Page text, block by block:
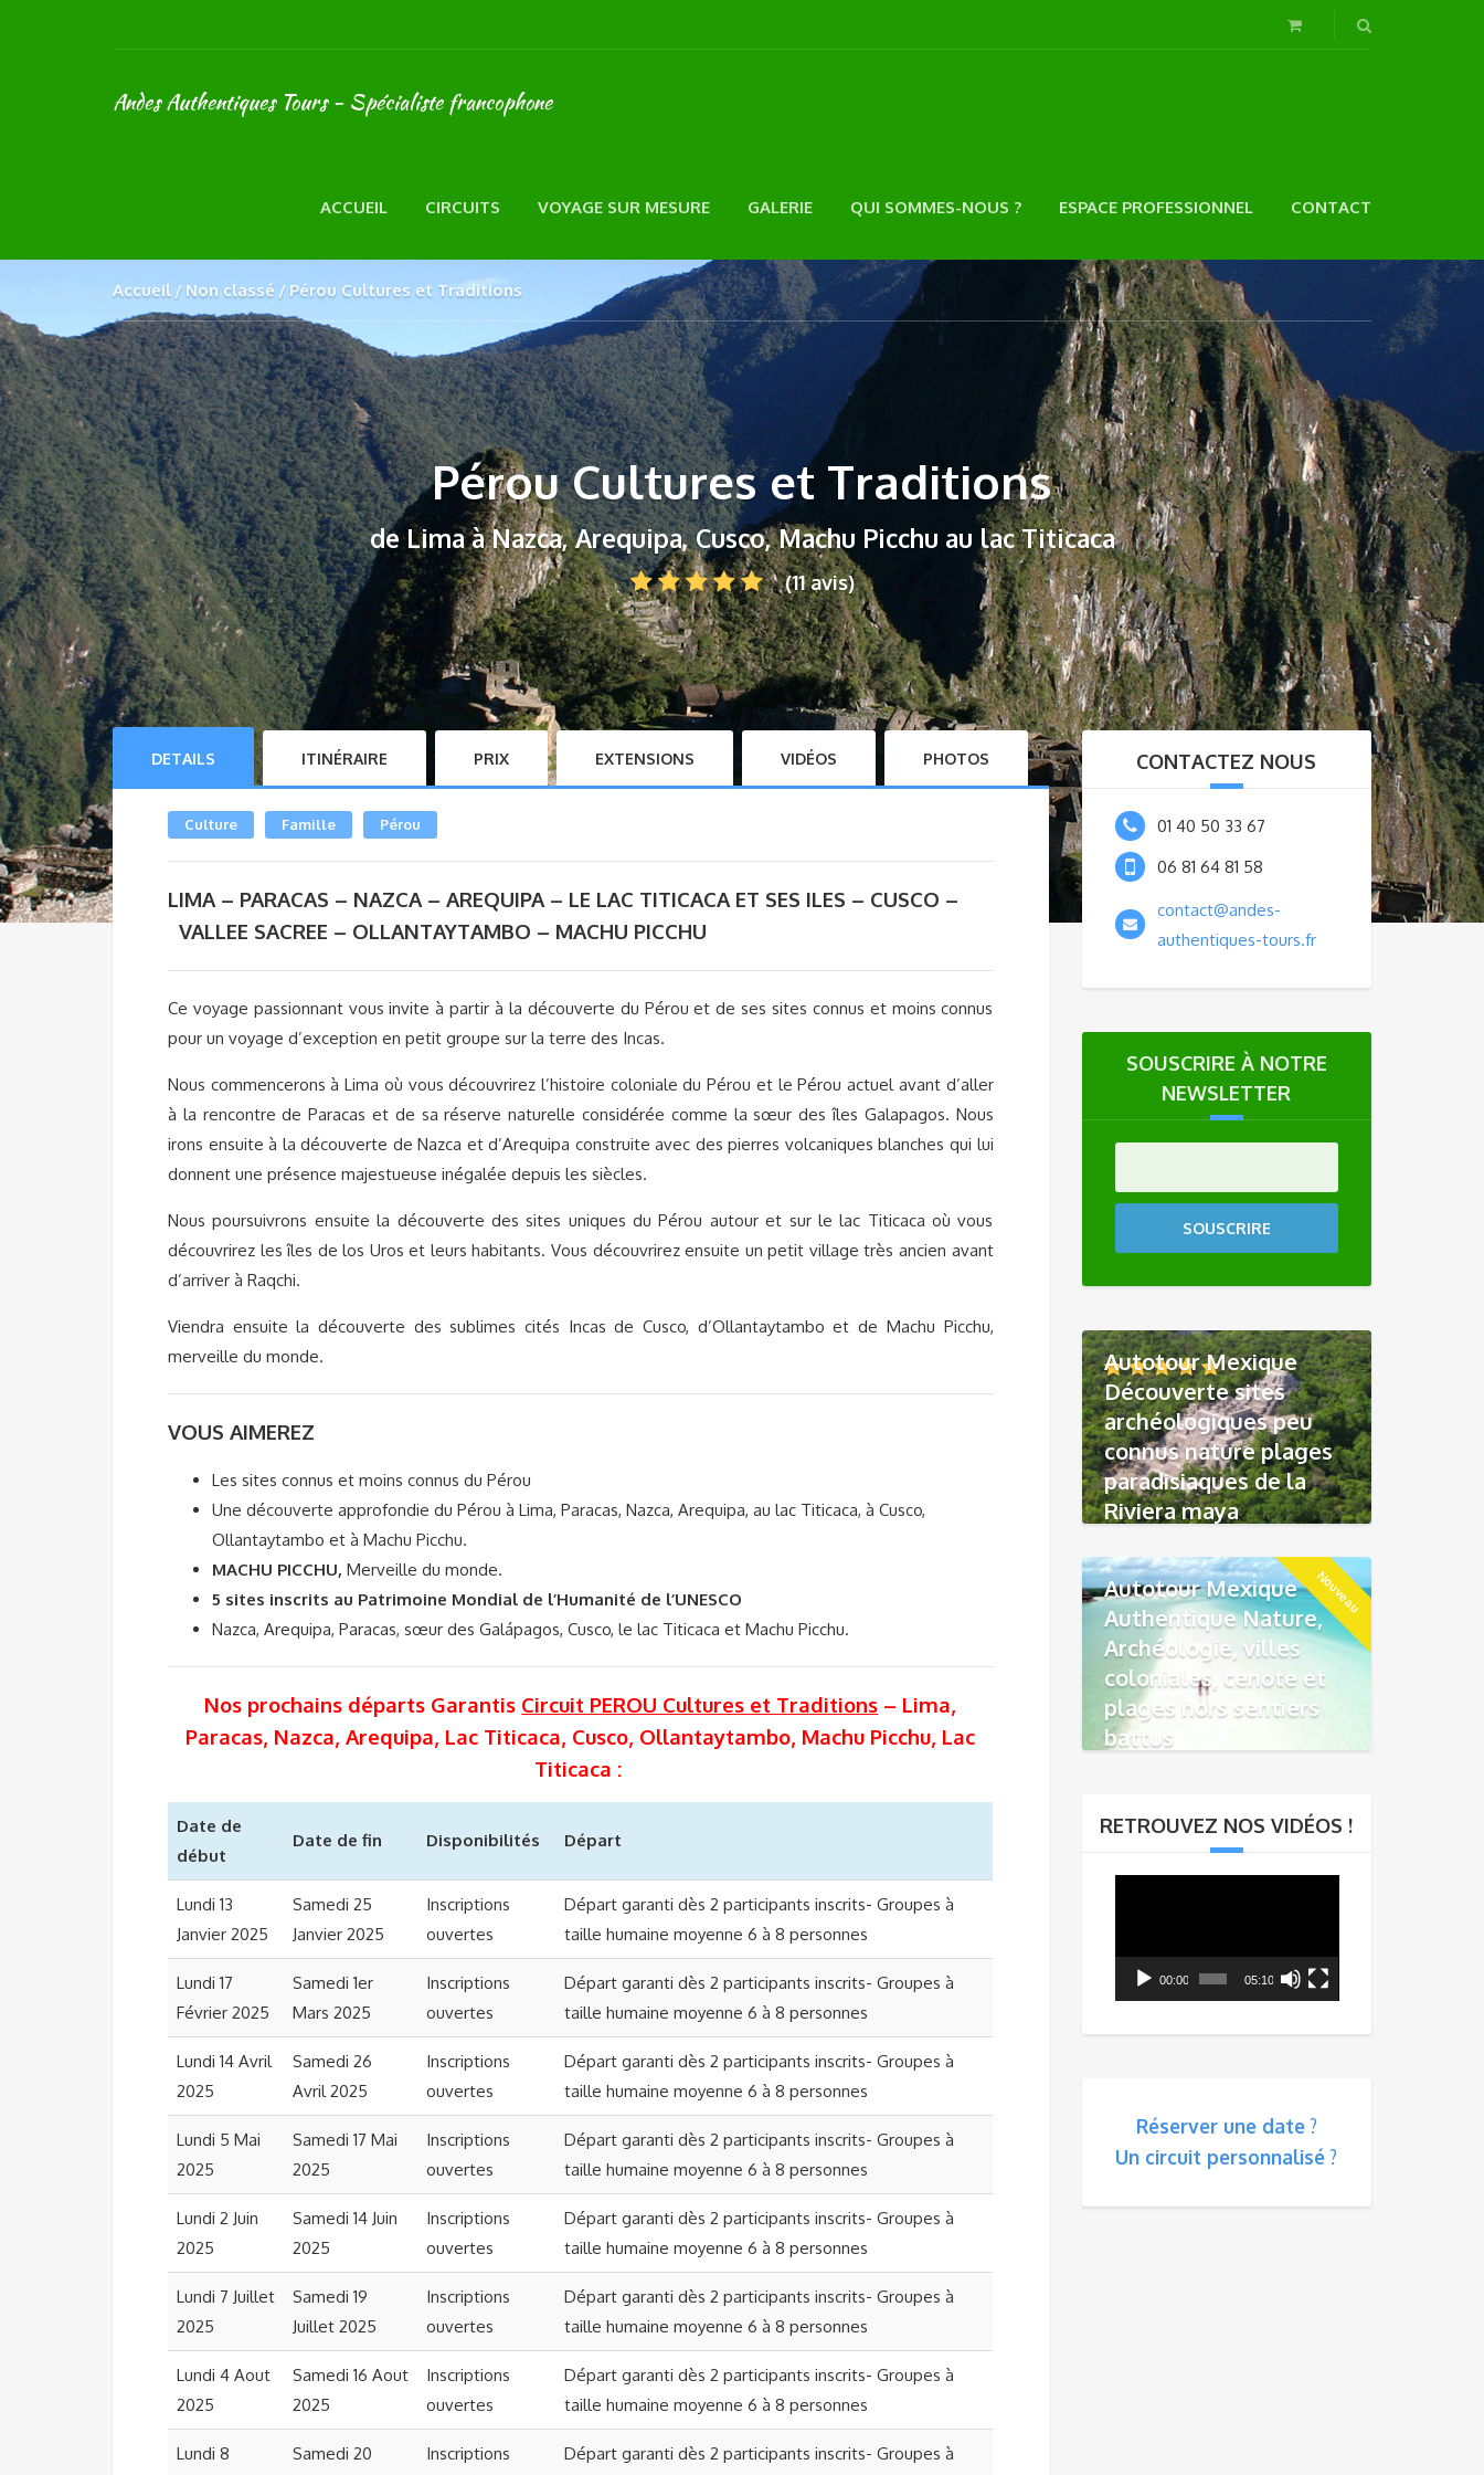
Andes Authentiques Tours - Spécialiste francophone
ACCUEIL CIRCUITS VOYAGE SUR MESURE GALERIE QUI SOMMES-NOUS ? ESPACE PROFESSIONNEL CONTACT
Accueil Non classé Pérou Cultures et Traditions
Pérou Cultures et Traditions
de Lima à Nazca, Arequipa, Cusco, Machu Picchu au lac Titicaca
(11 avis)
DETAILS ITINÉRAIRE PRIX EXTENSIONS VIDÉOS PHOTOS
Culture Famille Pérou
LIMA – PARACAS – NAZCA – AREQUIPA – LE LAC TITICACA ET SES ILES – CUSCO –
VALLEE SACREE – OLLANTAYTAMBO – MACHU PICCHU
Ce voyage passionnant vous invite à partir à la découverte du Pérou et de ses sites connus et moins connus
pour un voyage d’exception en petit groupe sur la terre des Incas.
Nous commencerons à Lima où vous découvrirez l’histoire coloniale du Pérou et le Pérou actuel avant d’aller
à la rencontre de Paracas et de sa réserve naturelle considérée comme la sœur des îles Galapagos. Nous
irons ensuite à la découverte de Nazca et d’Arequipa construite avec des pierres volcaniques blanches qui lui
donnent une présence majestueuse inégalée depuis les siècles.
Nous poursuivrons ensuite la découverte des sites uniques du Pérou autour et sur le lac Titicaca où vous
découvrirez les îles de los Uros et leurs habitants. Vous découvrirez ensuite un petit village très ancien avant
d’arriver à Raqchi.
Viendra ensuite la découverte des sublimes cités Incas de Cusco, d’Ollantaytambo et de Machu Picchu,
merveille du monde.
VOUS AIMEREZ
Les sites connus et moins connus du Pérou
Une découverte approfondie du Pérou à Lima, Paracas, Nazca, Arequipa, au lac Titicaca, à Cusco,
Ollantaytambo et à Machu Picchu.
MACHU PICCHU, Merveille du monde.
5 sites inscrits au Patrimoine Mondial de l’Humanité de l’UNESCO
Nazca, Arequipa, Paracas, sœur des Galápagos, Cusco, le lac Titicaca et Machu Picchu.
Nos prochains départs Garantis Circuit PEROU Cultures et Traditions – Lima,
Paracas, Nazca, Arequipa, Lac Titicaca, Cusco, Ollantaytambo, Machu Picchu, Lac
Titicaca :
Date de
début
Date de fin Disponibilités Départ
Lundi 13
Janvier 2025
Samedi 25
Janvier 2025
Inscriptions
ouvertes
Départ garanti dès 2 participants inscrits- Groupes à
taille humaine moyenne 6 à 8 personnes
Lundi 17
Février 2025
Samedi 1er
Mars 2025
Inscriptions
ouvertes
Départ garanti dès 2 participants inscrits- Groupes à
taille humaine moyenne 6 à 8 personnes
Lundi 14 Avril
2025
Samedi 26
Avril 2025
Inscriptions
ouvertes
Départ garanti dès 2 participants inscrits- Groupes à
taille humaine moyenne 6 à 8 personnes
Lundi 5 Mai
2025
Samedi 17 Mai
2025
Inscriptions
ouvertes
Départ garanti dès 2 participants inscrits- Groupes à
taille humaine moyenne 6 à 8 personnes
Lundi 2 Juin
2025
Samedi 14 Juin
2025
Inscriptions
ouvertes
Départ garanti dès 2 participants inscrits- Groupes à
taille humaine moyenne 6 à 8 personnes
Lundi 7 Juillet
2025
Samedi 19
Juillet 2025
Inscriptions
ouvertes
Départ garanti dès 2 participants inscrits- Groupes à
taille humaine moyenne 6 à 8 personnes
Lundi 4 Aout
2025
Samedi 16 Aout
2025
Inscriptions
ouvertes
Départ garanti dès 2 participants inscrits- Groupes à
taille humaine moyenne 6 à 8 personnes
Lundi 8
Samedi 20
Inscriptions
Départ garanti dès 2 participants inscrits- Groupes à
CONTACTEZ NOUS
01 40 50 33 67
06 81 64 81 58
contact@andes-
authentiques-tours.fr
SOUSCRIRE À NOTRE
NEWSLETTER
SOUSCRIRE
Autotour Mexique
Découverte sites
archéologiques peu
connus nature plages
paradisiaques de la
Riviera maya
Nouveau
Autotour Mexique
Authentique Nature,
Archéologie, villes
coloniales, cenote et
plages hors sentiers
battus
RETROUVEZ NOS VIDÉOS !
00:00 05:10
Réserver une date?
Un circuit personnalisé?